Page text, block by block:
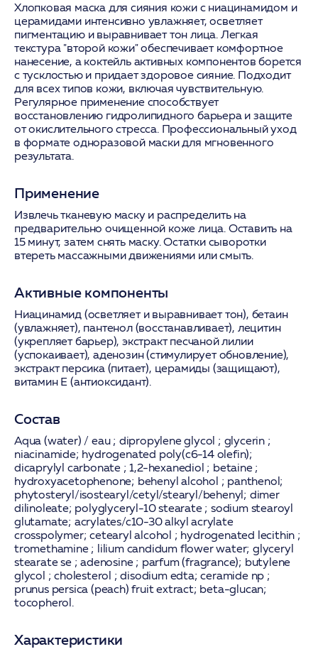
Хлопковая маска для сияния кожи с ниацинамидом и
церамидами интенсивно увлажняет, осветляет
пигментацию и выравнивает тон лица. Легкая
текстура "второй кожи" обеспечивает комфортное
нанесение, а коктейль активных компонентов борется
с тусклостью и придает здоровое сияние. Подходит
для всех типов кожи, включая чувствительную.
Регулярное применение способствует
восстановлению гидролипидного барьера и защите
от окислительного стресса. Профессиональный уход
в формате одноразовой маски для мгновенного
результата.
Применение
Извлечь тканевую маску и распределить на
предварительно очищенной коже лица. Оставить на
15 минут, затем снять маску. Остатки сыворотки
втереть массажными движениями или смыть.
Активные компоненты
Ниацинамид (осветляет и выравнивает тон), бетаин
(увлажняет), пантенол (восстанавливает), лецитин
(укрепляет барьер), экстракт песчаной лилии
(успокаивает), аденозин (стимулирует обновление),
экстракт персика (питает), церамиды (защищают),
витамин Е (антиоксидант).
Состав
Aqua (water) / eau ; dipropylene glycol ; glycerin ;
niacinamide; hydrogenated poly(c6-14 olefin);
dicaprylyl carbonate ; 1,2-hexanediol ; betaine ;
hydroxyacetophenone; behenyl alcohol ; panthenol;
phytosteryl/isostearyl/cetyl/stearyl/behenyl; dimer
dilinoleate; polyglyceryl-10 stearate ; sodium stearoyl
glutamate; acrylates/c10-30 alkyl acrylate
crosspolymer; cetearyl alcohol ; hydrogenated lecithin ;
tromethamine ; lilium candidum flower water; glyceryl
stearate se ; adenosine ; parfum (fragrance); butylene
glycol ; cholesterol ; disodium edta; ceramide np ;
prunus persica (peach) fruit extract; beta-glucan;
tocopherol.
Характеристики